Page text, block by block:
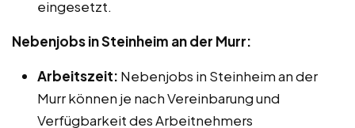
eingesetzt.
Nebenjobs in Steinheim an der Murr:
Arbeitszeit: Nebenjobs in Steinheim an der
Murr können je nach Vereinbarung und
Verfügbarkeit des Arbeitnehmers